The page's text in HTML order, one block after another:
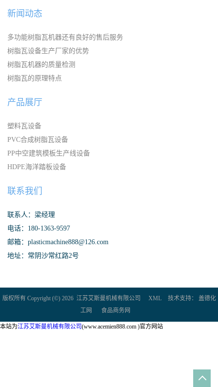
新闻动态
多功能树脂瓦机器还有良好的售后服务
树脂瓦设备生产厂家的优势
树脂瓦机器的质量检测
树脂瓦的原理特点
产品展厅
塑料瓦设备
PVC合成树脂瓦设备
PP中空建筑模板生产线设备
HDPE海洋踏板设备
联系我们
联系人：梁经理
电话：180-1363-9597
邮箱：plasticmachine888@126.com
地址：常阴沙常红路2号
版权所有 Copyright (©) 2026 江苏艾斯曼机械有限公司 XML 技术支持：
盖德化
工网
食品商务网
本站为江苏艾斯曼机械有限公司 (www.acemien888.com )官方网站